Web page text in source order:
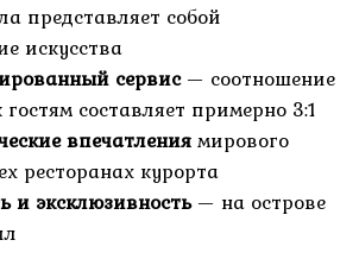
представляет собой
искусства
сервис— соотношение
составляет примерно 3:1
впечатлениямирового
ресторанах курорта
и эксклюзивность— на острове